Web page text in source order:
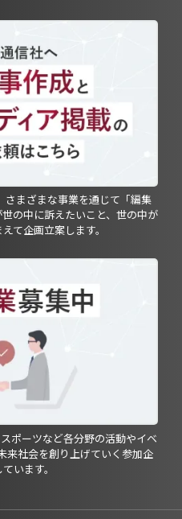
さまざまな事業を通じて「編集
の中に訴えたいこと、世の中が
て企画立案します。
ポーツなど各分野の活動やイベ
来社会を創り上げていく参加企
います。